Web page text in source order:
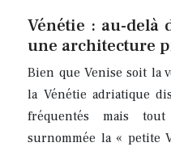
Vénétie : au-delà
une architecture
Bien que Venise soit la
la Vénétie adriatique
fréquentés mais tout
surnommée la « petite